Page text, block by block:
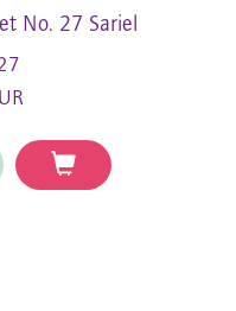
No. 27 Sariel